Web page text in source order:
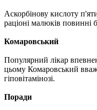
Аскорбінову кислоту
раціоні малюків повинні
Комаровський
Популярний лікар
цьому Комаровський
гіповітамінозі.
Поради